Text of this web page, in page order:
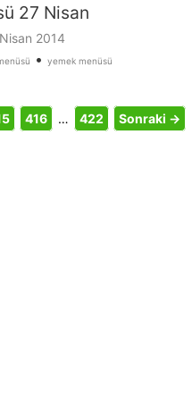
27 Nisan
2014
• yemek menüsü
416 … 422 Sonraki →